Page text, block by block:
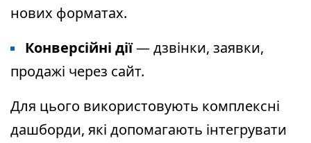
нових форматах.
Конверсійні дії— дзвінки, заявки,
продажі через сайт.
Для цього використовують комплексні
дашборди, які допомагають інтегрувати